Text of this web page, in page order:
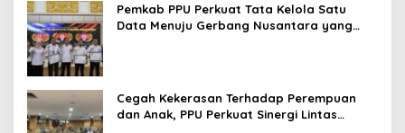
Pemkab PPU Perkuat Tata Kelola Satu
Data Menuju Gerbang Nusantara yang
Cegah Kekerasan Terhadap Perempuan
dan Anak, PPU Perkuat Sinergi Lintas